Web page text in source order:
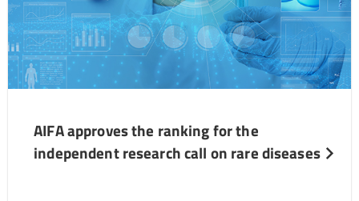
AIFA approves the ranking for the
independent research call on rare diseases